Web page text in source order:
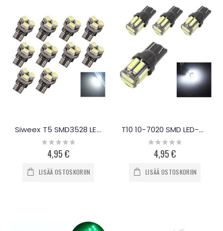
Siweex T5 SMD3528 LED-polttimo, 10kpl
Rating:
0%4,95 €
LISÄÄ OSTOSKORIIN
T10 10-7020 SMD LED-polttimo, 4kpl
Rating:
0%4,95 €
LISÄÄ OSTOSKORIIN